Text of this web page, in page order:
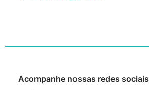
Acompanhe nossas redes sociais